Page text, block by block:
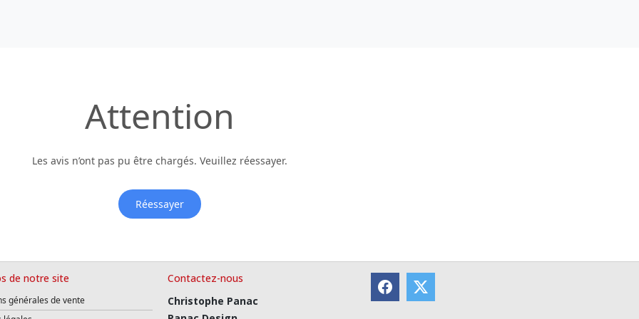
Attention
Les avis n’ont pas pu être chargés. Veuillez réessayer.
Réessayer
de notre site
générales de vente
Contactez-nous
Christophe Panac